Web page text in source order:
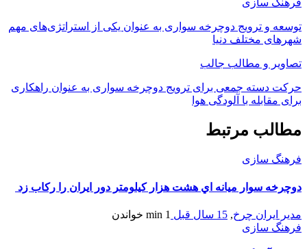
توسعه و ترویج دوچرخه سواری به عنوان یکی از استراتژی‌های مهم
شهرهای مختلف دنیا
تصاویر و مطالب جالب
حرکت دسته جمعی برای ترویج دوچرخه سواری به عنوان راهکاری
برای مقابله با آلودگی هوا
مطالب مرتبط
فرهنگ سازی
دوچرخه سوار ميانه اي هشت هزار كيلومتر دور ايران را ركاب زد
مدیر ایران چرخ, 15 سال قبل 1 min
خواندن
فرهنگ سازی